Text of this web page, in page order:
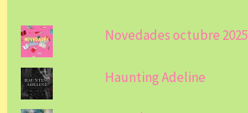
Novedades octubre 2025
Haunting Adeline